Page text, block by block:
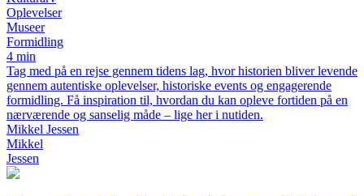
Oplevelser
Museer
Formidling
4 min
Tag med på en rejse gennem tidens lag, hvor historien bliver levende
gennem autentiske oplevelser, historiske events og engagerende
formidling. Få inspiration til, hvordan du kan opleve fortiden på en
nærværende og sanselig måde – lige her i nutiden.
Mikkel Jessen
Mikkel
Jessen